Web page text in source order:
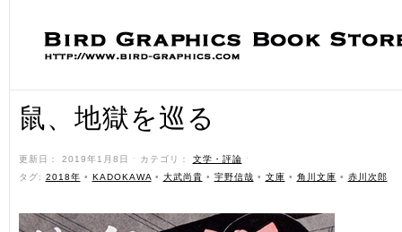
鼠、地獄を巡る
更新日： 2019年1月8日 ˑ カテゴリ： 文学・評論 ˑ
タグ: 2018年 • KADOKAWA • 大武尚貴 • 宇野信哉 • 文庫 • 角川文庫 • 赤川次郎